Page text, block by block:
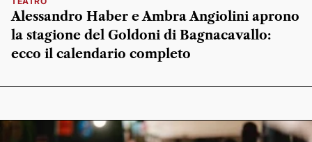
Alessandro Haber e Ambra Angiolini aprono
la stagione del Goldoni di Bagnacavallo:
ecco il calendario completo